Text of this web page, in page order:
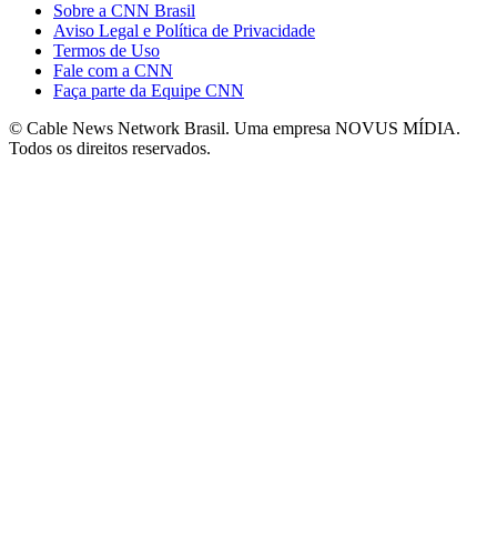
Sobre a CNN Brasil
Aviso Legal e Política de Privacidade
Termos de Uso
Fale com a CNN
Faça parte da Equipe CNN
© Cable News Network Brasil. Uma empresa NOVUS MÍDIA.
Todos os direitos reservados.